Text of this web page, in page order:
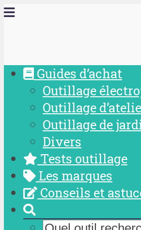
Guides d’achat
Outillage
Outillage
Outillage de
Divers
Tests outillage
Les marques
Conseils et